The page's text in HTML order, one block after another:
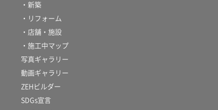
・新築
・リフォーム
・店舗・施設
・施工中マップ
写真ギャラリー
動画ギャラリー
ZEHビルダー
SDGs宣言